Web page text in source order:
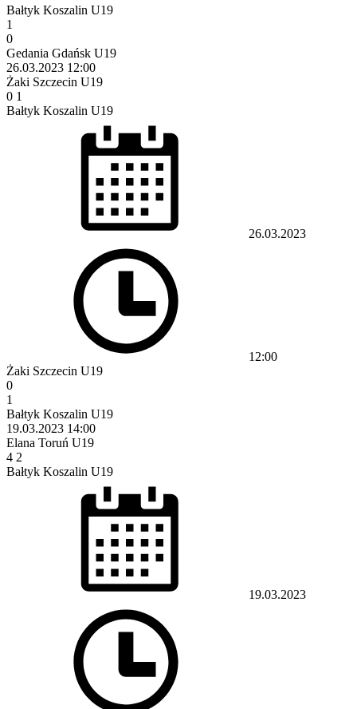
Bałtyk Koszalin U19
1
0
Gedania Gdańsk U19
26.03.2023 12:00
Żaki Szczecin U19
0 1
Bałtyk Koszalin U19
26.03.2023
12:00
Żaki Szczecin U19
0
1
Bałtyk Koszalin U19
19.03.2023 14:00
Elana Toruń U19
4 2
Bałtyk Koszalin U19
19.03.2023